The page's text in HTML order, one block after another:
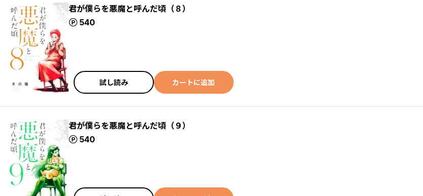
君が僕らを悪魔と呼んだ頃（８）
540
ポイント
試し読み カートに追加
君が僕らを悪魔と呼んだ頃（９）
540
ポイント